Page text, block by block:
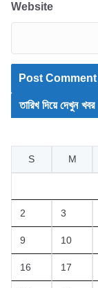
Website
তারিখ দিয়ে দেখুন খবর
S
M
2 3
9 10
16 17